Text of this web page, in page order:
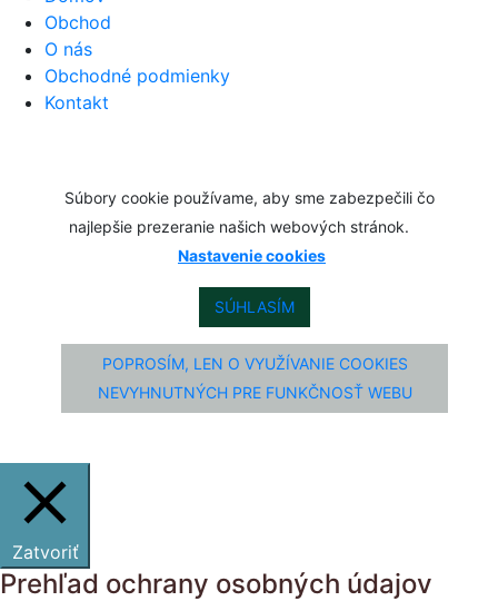
Obchod
O nás
Obchodné podmienky
Kontakt
Súbory cookie používame, aby sme zabezpečili čo
najlepšie prezeranie našich webových stránok.
Nastavenie cookies
SÚHLASÍM
POPROSÍM, LEN O VYUŽÍVANIE COOKIES
NEVYHNUTNÝCH PRE FUNKČNOSŤ WEBU
Zatvoriť
Prehľad ochrany osobných údajov